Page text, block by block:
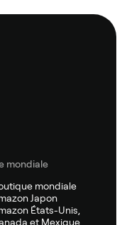
mondiale
mondiale
Japon
États-Unis,
et Mexique